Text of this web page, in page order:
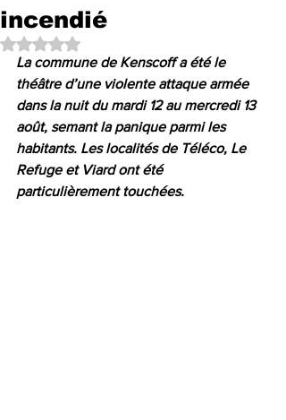
incendié
Noté NaN étoiles sur 5.
La commune de Kenscoff a été le
théâtre d’une violente attaque armée
dans la nuit du mardi 12 au mercredi 13
août, semant la panique parmi les
habitants. Les localités de Téléco, Le
Refuge et Viard ont été
particulièrement touchées.